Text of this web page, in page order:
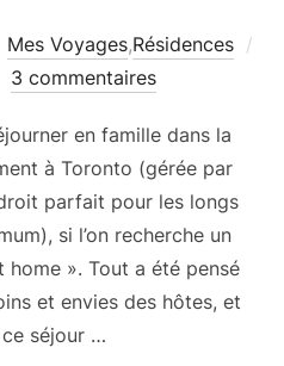
Mes Voyages,Résidences
3 commentaires
en famille dans la
à Toronto (gérée par
parfait pour les longs
si l’on recherche un
». Tout a été pensé
et envies des hôtes, et
séjour …